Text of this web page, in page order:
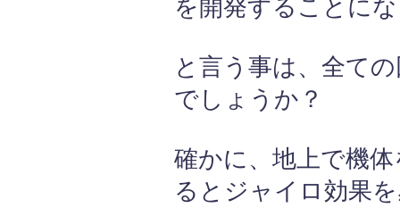
を開発することに
と言う事は、全て
でしょうか？
確かに、地上で機
るとジャイロ効果